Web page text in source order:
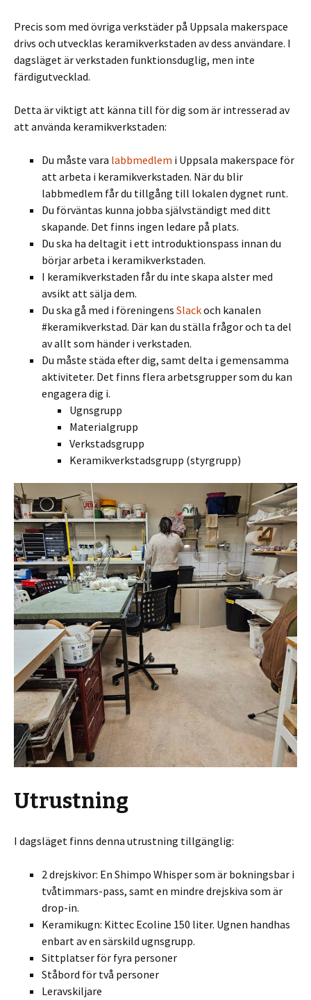
Precis som med övriga verkstäder på Uppsala makerspace
drivs och utvecklas keramikverkstaden av dess användare. I
dagsläget är verkstaden funktionsduglig, men inte
färdigutvecklad.
Detta är viktigt att känna till för dig som är intresserad av
att använda keramikverkstaden:
Du måste vara labbmedlem i Uppsala makerspace för
att arbeta i keramikverkstaden. När du blir
labbmedlem får du tillgång till lokalen dygnet runt.
Du förväntas kunna jobba självständigt med ditt
skapande. Det finns ingen ledare på plats.
Du ska ha deltagit i ett introduktionspass innan du
börjar arbeta i keramikverkstaden.
I keramikverkstaden får du inte skapa alster med
avsikt att sälja dem.
Du ska gå med i föreningens Slackoch kanalen
#keramikverkstad. Där kan du ställa frågor och ta del
av allt som händer i verkstaden.
Du måste städa efter dig, samt delta i gemensamma
aktiviteter. Det finns flera arbetsgrupper som du kan
engagera dig i.
Ugnsgrupp
Materialgrupp
Verkstadsgrupp
Keramikverkstadsgrupp (styrgrupp)
Utrustning
I dagsläget finns denna utrustning tillgänglig:
2 drejskivor: En Shimpo Whisper som är bokningsbar i
tvåtimmars-pass, samt en mindre drejskiva som är
drop-in.
Keramikugn: Kittec Ecoline 150 liter. Ugnen handhas
enbart av en särskild ugnsgrupp.
Sittplatser för fyra personer
Ståbord för två personer
Leravskiljare